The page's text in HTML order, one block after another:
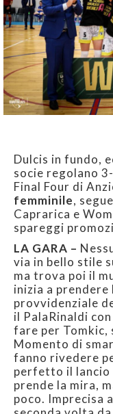
Dulcis in fundo,
socie regolano
Final Four di
femminile,
Caprarica e
spareggi
LA GARA –
via in bello stile
ma trova poi il
inizia a
provvidenziale
il PalaRinaldi
fare per Tomkic,
Momento di
fanno rivedere
perfetto il lancio
prende la mira,
poco. Imprecisa